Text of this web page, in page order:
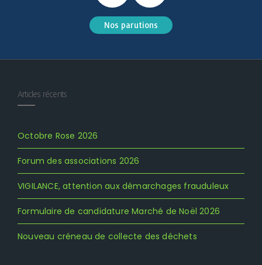
Nos parutions
Articles récents
Octobre Rose 2026
Forum des associations 2026
VIGILANCE, attention aux démarchages frauduleux
Formulaire de candidature Marché de Noël 2026
Nouveau créneau de collecte des déchets